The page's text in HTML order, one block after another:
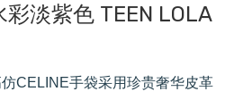
彩淡紫色 TEEN LOLA
CELINE手袋采用珍贵奢华皮革